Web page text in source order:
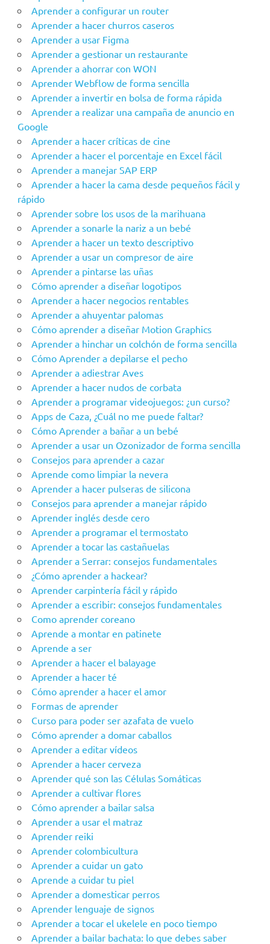
Aprender a configurar un router
Aprender a hacer churros caseros
Aprender a usar Figma
Aprender a gestionar un restaurante
Aprender a ahorrar con WON
Aprender Webflow de forma sencilla
Aprender a invertir en bolsa de forma rápida
Aprender a realizar una campaña de anuncio en
Google
Aprender a hacer críticas de cine
Aprender a hacer el porcentaje en Excel fácil
Aprender a manejar SAP ERP
Aprender a hacer la cama desde pequeños fácil y
rápido
Aprender sobre los usos de la marihuana
Aprender a sonarle la nariz a un bebé
Aprender a hacer un texto descriptivo
Aprender a usar un compresor de aire
Aprender a pintarse las uñas
Cómo aprender a diseñar logotipos
Aprender a hacer negocios rentables
Aprender a ahuyentar palomas
Cómo aprender a diseñar Motion Graphics
Aprender a hinchar un colchón de forma sencilla
Cómo Aprender a depilarse el pecho
Aprender a adiestrar Aves
Aprender a hacer nudos de corbata
Aprender a programar videojuegos: ¿un curso?
Apps de Caza, ¿Cuál no me puede faltar?
Cómo Aprender a bañar a un bebé
Aprender a usar un Ozonizador de forma sencilla
Consejos para aprender a cazar
Aprende como limpiar la nevera
Aprender a hacer pulseras de silicona
Consejos para aprender a manejar rápido
Aprender inglés desde cero
Aprender a programar el termostato
Aprender a tocar las castañuelas
Aprender a Serrar: consejos fundamentales
¿Cómo aprender a hackear?
Aprender carpintería fácil y rápido
Aprender a escribir: consejos fundamentales
Como aprender coreano
Aprende a montar en patinete
Aprende a ser
Aprender a hacer el balayage
Aprender a hacer té
Cómo aprender a hacer el amor
Formas de aprender
Curso para poder ser azafata de vuelo
Cómo aprender a domar caballos
Aprender a editar vídeos
Aprender a hacer cerveza
Aprender qué son las Células Somáticas
Aprender a cultivar flores
Cómo aprender a bailar salsa
Aprender a usar el matraz
Aprender reiki
Aprender colombicultura
Aprender a cuidar un gato
Aprende a cuidar tu piel
Aprender a domesticar perros
Aprender lenguaje de signos
Aprender a tocar el ukelele en poco tiempo
Aprender a bailar bachata: lo que debes saber